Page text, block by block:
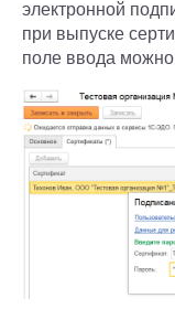
электронной
при выпуске
поле ввода